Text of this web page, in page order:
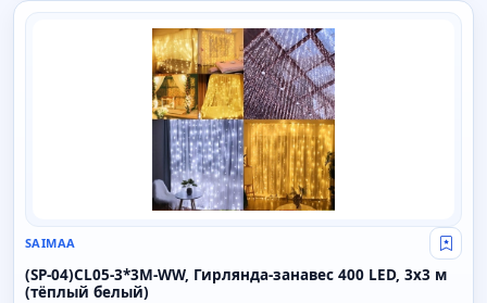
SAIMAA
SAIMAA Свой
(SP-04)CL05-3*3M-WW, Гирлянда-занавес 400 LED, 3x3 м
(тёплый белый)